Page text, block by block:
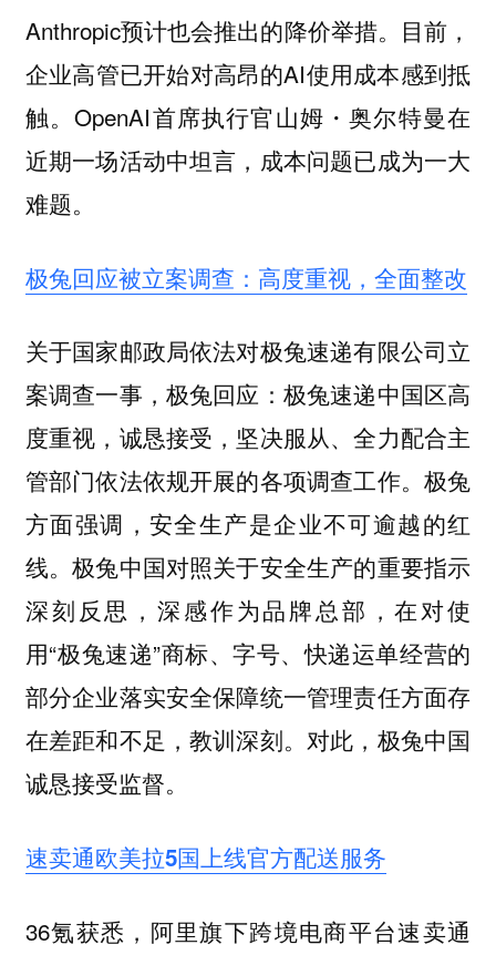
Anthropic预计也会推出的降价举措。目前，
企业高管已开始对高昂的AI使用成本感到抵
触。OpenAI首席执行官山姆・奥尔特曼在
近期一场活动中坦言，成本问题已成为一大
难题。
极兔回应被立案调查：高度重视，全面整改
关于国家邮政局依法对极兔速递有限公司立
案调查一事，极兔回应：极兔速递中国区高
度重视，诚恳接受，坚决服从、全力配合主
管部门依法依规开展的各项调查工作。极兔
方面强调，安全生产是企业不可逾越的红
线。极兔中国对照关于安全生产的重要指示
深刻反思，深感作为品牌总部，在对使
用“极兔速递”商标、字号、快递运单经营的
部分企业落实安全保障统一管理责任方面存
在差距和不足，教训深刻。对此，极兔中国
诚恳接受监督。
速卖通欧美拉5国上线官方配送服务
36氪获悉，阿里旗下跨境电商平台速卖通